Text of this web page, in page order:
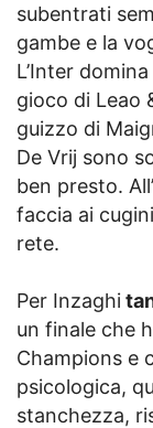
subentrati
gambe e la
L’Inter
gioco di Leao
guizzo di
De Vrij sono
ben presto.
faccia ai
rete.
Per Inzaghi
un finale che
Champions e
psicologica,
stanchezza,